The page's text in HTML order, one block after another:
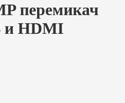
перемикач
и HDMI